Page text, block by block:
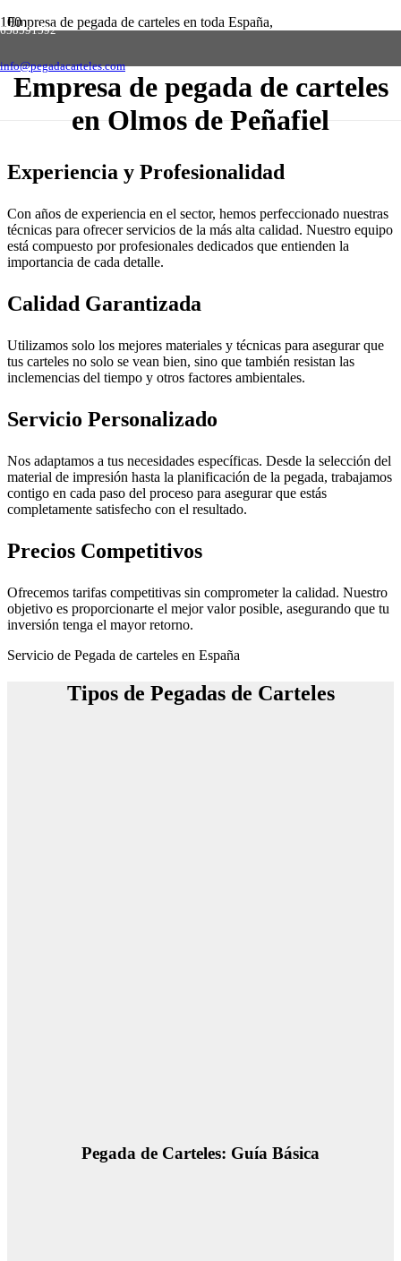
658591592
info@pegadacarteles.com
Empresa de pegada de carteles en toda España,
solicite presupuesto sin compromiso
Empresa de pegada de carteles
en Olmos de Peñafiel
Experiencia y Profesionalidad
Con años de experiencia en el sector, hemos perfeccionado nuestras
técnicas para ofrecer servicios de la más alta calidad. Nuestro equipo
está compuesto por profesionales dedicados que entienden la
importancia de cada detalle.
Calidad Garantizada
Utilizamos solo los mejores materiales y técnicas para asegurar que
tus carteles no solo se vean bien, sino que también resistan las
inclemencias del tiempo y otros factores ambientales.
Servicio Personalizado
Nos adaptamos a tus necesidades específicas. Desde la selección del
material de impresión hasta la planificación de la pegada, trabajamos
contigo en cada paso del proceso para asegurar que estás
completamente satisfecho con el resultado.
Precios Competitivos
Ofrecemos tarifas competitivas sin comprometer la calidad. Nuestro
objetivo es proporcionarte el mejor valor posible, asegurando que tu
inversión tenga el mayor retorno.
Servicio de Pegada de carteles en España
Tipos de Pegadas de Carteles
Pegada de Carteles: Guía Básica